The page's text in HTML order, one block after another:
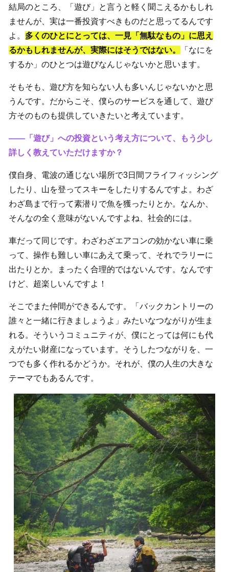
結局のところ、「遊び」と言うと軽く聞こえるかもしれ
ませんが、実は一番投資すべきものだと思ってるんです
よ。 多くのひとにとっては、一見「無駄なもの」に思え
るかもしれませんが、実際にはそうではない。
「なにを
するか」のひとつは遊びなんじゃないかと思います。
そもそも、遊び方を知らない人も多いんじゃないかと思
うんです。だからこそ、僕らのサービスを通して、遊び
方そのものも提供していきたいと考えています。
――「遊び」への投資という考え方について、もう少し
詳しく教えていただけますか？
僕自身、電波の通じない場所で3日間フライフィッシング
したり、山を登ってスキーをしたりするんですよ。わざ
わざ島まで行って素潜りで魚を獲ったりとか。なんか、
そんなの全く意味がないんですよね、社会的には。
車だって同じです。わざわざエアコンの効かない車に乗
って、操作も難しい車にあえて乗って、それでラリーに
出たりとか。まったく合理的ではないんです。なんです
けど、超楽しいんですよ！
そこでまた仲間ができるんです。「バックカントリーの
誰々と一緒に行きましょうよ」みたいなつながりが生ま
れる。そういうコミュニティが、僕にとっては何にも代
えがたい財産になっています。そうしたつながりを、一
つでも多く作れるかどうか。それが、僕の人生の大きな
テーマでもあるんです。